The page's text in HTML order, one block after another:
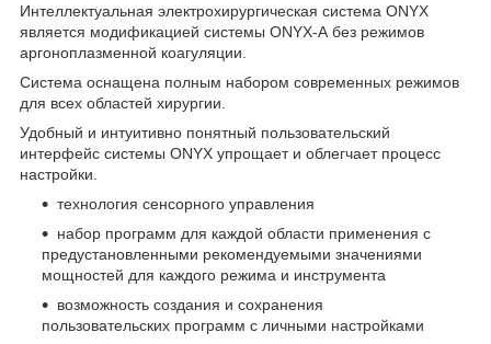
Интеллектуальная электрохирургическая система ONYX
является модификацией системы ONYX-А без режимов
аргоноплазменной коагуляции.
Система оснащена полным набором современных режимов
для всех областей хирургии.
Удобный и интуитивно понятный пользовательский
интерфейс системы ONYX упрощает и облегчает процесс
настройки.
технология сенсорного управления
набор программ для каждой области применения с
предустановленными рекомендуемыми значениями
мощностей для каждого режима и инструмента
возможность создания и сохранения
пользовательских программ с личными настройками